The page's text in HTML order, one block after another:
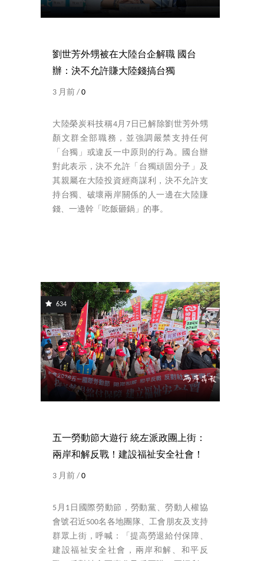
劉世芳外甥被在大陸台企解職 國台
辦：決不允許賺大陸錢搞台獨
3 月前 /0
大陸榮炭科技稱4月7日已解除劉世芳外甥
顏文群全部職務，並強調嚴禁支持任何
「台獨」或違反一中原則的行為。國台辦
對此表示，決不允許「台獨頑固分子」及
其親屬在大陸投資經商謀利，決不允許支
持台獨、破壞兩岸關係的人一邊在大陸賺
錢、一邊幹「吃飯砸鍋」的事。
634
五一勞動節大遊行 統左派政團上街：
兩岸和解反戰！建設福祉安全社會！
3 月前 / 0
5月1日國際勞動節，勞動黨、勞動人權協
會號召近500名各地團隊、工會朋友及支持
群眾上街，呼喊：「提高勞退給付保障、
建設福祉安全社會，兩岸和解、和平反